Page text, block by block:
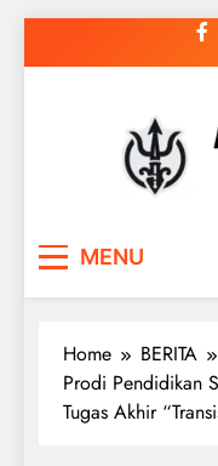
to
MENU
Home BERITA
Prodi Pendidikan
Tugas Akhir